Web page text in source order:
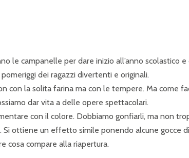
C
I
P
A
L
le campanelle per dare inizio all’anno scolastico e
dei ragazzi divertenti e originali.
con la solita farina ma con le tempere. Ma come
dar vita a delle opere spettacolari.
con il colore. Dobbiamo gonfiarli, ma non
ottiene un effetto simile ponendo alcune gocce
cosa compare alla riapertura.